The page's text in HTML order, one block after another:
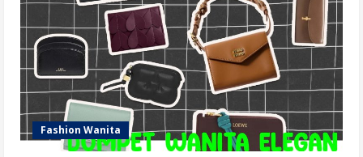
Fashion Wanita